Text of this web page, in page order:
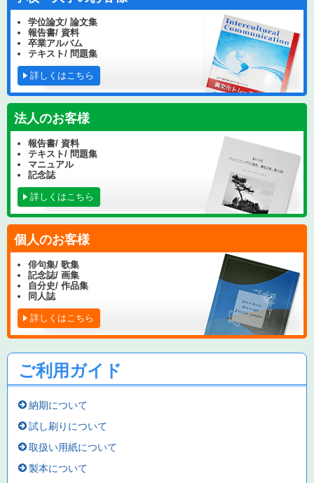
学位論文/ 論文集
報告書/ 資料
卒業アルバム
テキスト/ 問題集
詳しくはこちら
法人のお客様
報告書/ 資料
テキスト/ 問題集
マニュアル
記念誌
詳しくはこちら
個人のお客様
俳句集/ 歌集
記念誌/ 画集
自分史/ 作品集
同人誌
詳しくはこちら
ご利用ガイド
納期について
試し刷りについて
取扱い用紙について
製本について